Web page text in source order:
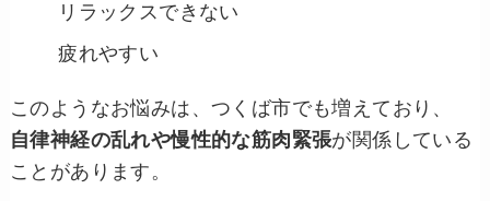
リラックスできない
疲れやすい
このようなお悩みは、つくば市でも増えており、
自律神経の乱れや慢性的な筋肉緊張が関係している
ことがあります。